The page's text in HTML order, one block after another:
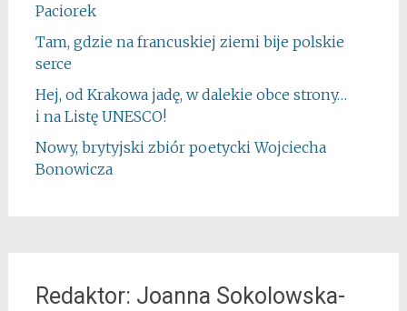
Paciorek
Tam, gdzie na francuskiej ziemi bije polskie
serce
Hej, od Krakowa jadę, w dalekie obce strony…
i na Listę UNESCO!
Nowy, brytyjski zbiór poetycki Wojciecha
Bonowicza
Redaktor: Joanna Sokolowska-